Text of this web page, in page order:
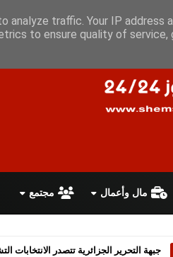
اتفاقية الاستخدام أعلن معانا
مال وأعمال مجتمع
ستارمر يعلن استقالته من رئاسة الحكومة
traffic. Your IP address
to ensure quality of service,